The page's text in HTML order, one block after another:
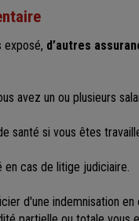
exposé, d’autres
avez un ou plusieurs
santé si vous êtes
cas de litige judiciaire.
d'une indemnisation en